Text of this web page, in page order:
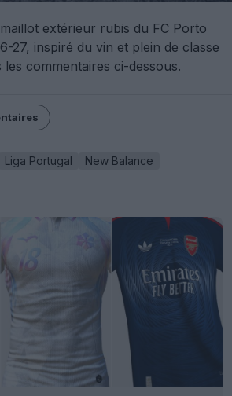
extérieur rubis du FC Porto
27, inspiré du vin et plein de classe
commentaires ci-dessous.
Liga Portugal
New Balance